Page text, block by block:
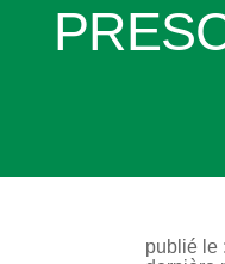
publié le